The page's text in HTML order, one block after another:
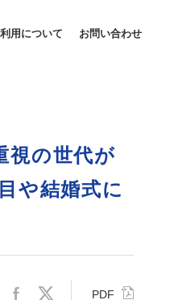
用について お問い合わせ
視の世代が
や結婚式に
PDF